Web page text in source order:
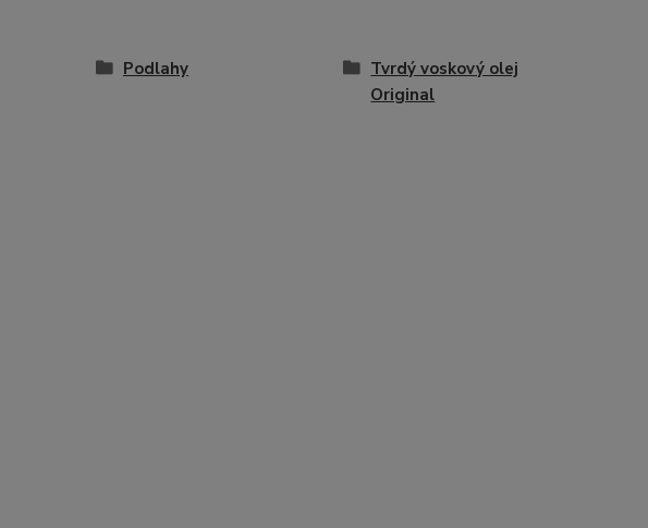
Podlahy
Tvrdý voskový olej
Original